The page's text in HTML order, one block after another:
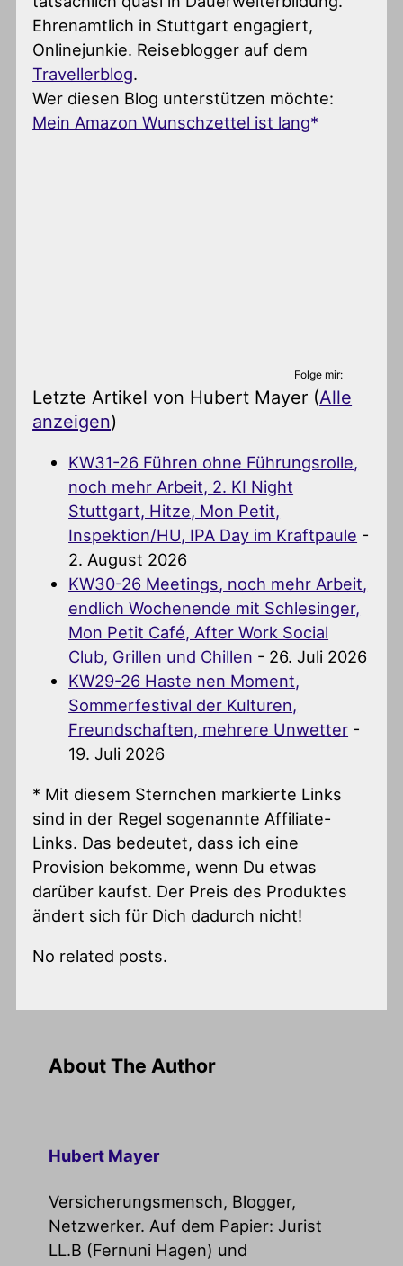
Ehrenamtlich in Stuttgart engagiert,
Onlinejunkie. Reiseblogger auf dem
Travellerblog.
Wer diesen Blog unterstützen möchte:
Mein Amazon Wunschzettel ist lang
Folge mir:
Letzte Artikel von Hubert Mayer (Alle
anzeigen)
KW31-26 Führen ohne Führungsrolle,
noch mehr Arbeit, 2. KI Night
Stuttgart, Hitze, Mon Petit,
Inspektion/HU, IPA Day im Kraftpaule -
2. August 2026
KW30-26 Meetings, noch mehr Arbeit,
endlich Wochenende mit Schlesinger,
Mon Petit Café, After Work Social
Club, Grillen und Chillen - 26. Juli 2026
KW29-26 Haste nen Moment,
Sommerfestival der Kulturen,
Freundschaften, mehrere Unwetter -
19. Juli 2026
* Mit diesem Sternchen markierte Links
sind in der Regel sogenannte Affiliate-
Links. Das bedeutet, dass ich eine
Provision bekomme, wenn Du etwas
darüber kaufst. Der Preis des Produktes
ändert sich für Dich dadurch nicht!
No related posts.
About The Author
Hubert Mayer
Versicherungsmensch, Blogger,
Netzwerker. Auf dem Papier: Jurist
LL.B (Fernuni Hagen) und